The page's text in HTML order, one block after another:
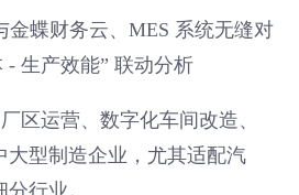
金蝶财务云、MES 系统无缝对
- 生产效能” 联动分析
厂区运营、数字化车间改造、
大型制造企业，尤其适配汽
行业。